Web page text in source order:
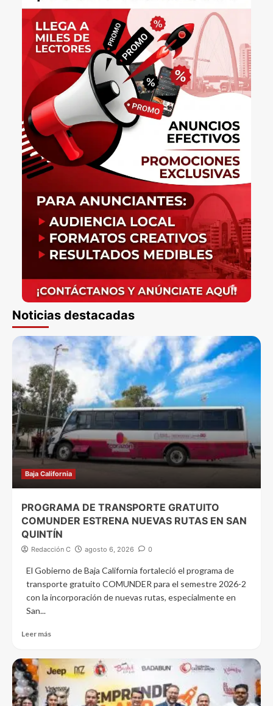
Noticias destacadas
Baja California
PROGRAMA DE TRANSPORTE GRATUITO
COMUNDER ESTRENA NUEVAS RUTAS EN SAN
QUINTÍN
Redacción C agosto 6, 2026 0
El Gobierno de Baja California fortaleció el programa de
transporte gratuito COMUNDER para el semestre 2026-2
con la incorporación de nuevas rutas, especialmente en
San...
Leer más